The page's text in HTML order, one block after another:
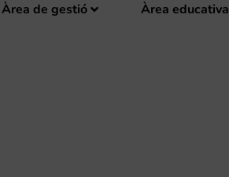
Àrea de gestió Àrea educativa